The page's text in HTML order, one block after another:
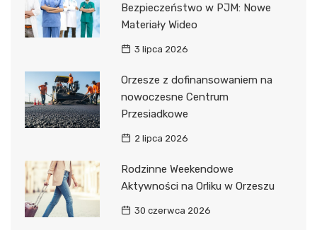
Bezpieczeństwo w PJM: Nowe
Materiały Wideo
3 lipca 2026
Orzesze z dofinansowaniem na
nowoczesne Centrum
Przesiadkowe
2 lipca 2026
Rodzinne Weekendowe
Aktywności na Orliku w Orzeszu
30 czerwca 2026